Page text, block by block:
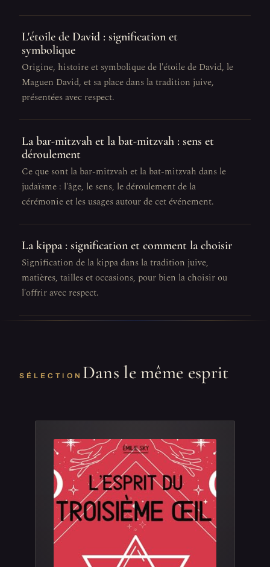
L'étoile de David : signification et
symbolique
Origine, histoire et symbolique de l'étoile de David, le
Maguen David, et sa place dans la tradition juive,
présentées avec respect.
La bar-mitzvah et la bat-mitzvah : sens et
déroulement
Ce que sont la bar-mitzvah et la bat-mitzvah dans le
judaïsme : l'âge, le sens, le déroulement de la
cérémonie et les usages autour de cet événement.
La kippa : signification et comment la choisir
Signification de la kippa dans la tradition juive,
matières, tailles et occasions, pour bien la choisir ou
l'offrir avec respect.
SÉLECTION Dans le même esprit